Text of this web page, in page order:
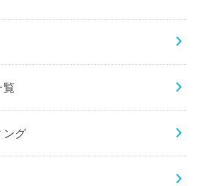
覧
ング